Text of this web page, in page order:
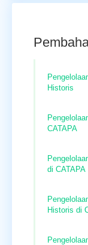
Historis
CATAPA
di CATAPA
Historis di